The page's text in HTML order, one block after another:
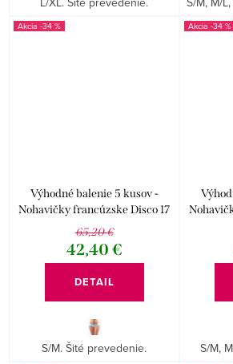
-34 %
Výhodné balenie 5 kusov -
Nohavičky francúzske Disco 17
14152P
65,20 €
42,40 €
DETAIL
S/M. Šité prevedenie.
-34 %
S/M,